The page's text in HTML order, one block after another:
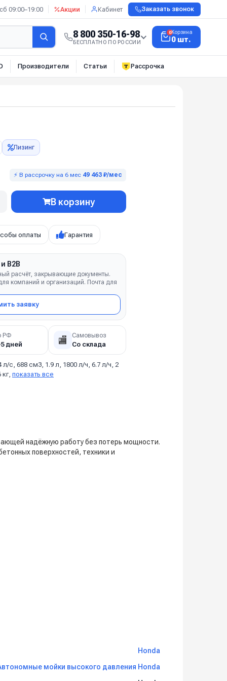
09:00–19:00 Акции Кабинет Заказать звонок
8 800 350-16-98
БЕСПЛАТНО ПО РОССИИ
0Корзина
0 шт.
Производители Статьи Рассрочка
Лизинг
⚡ В рассрочку на 6 мес 49 463 ₽/мес
В корзину
оплаты Гарантия
B2B
расчёт, закрывающие документы.
компаний и организаций. Почта для
заявку
РФ
дней 🏬 Самовывоз
Со склада
л/с, 688 см3, 1.9 л, 1800 л/ч, 6.7 л/ч, 2
кг, показать все
надёжную работу без потерь мощности.
поверхностей, техники и
Honda
мойки высокого давления Honda